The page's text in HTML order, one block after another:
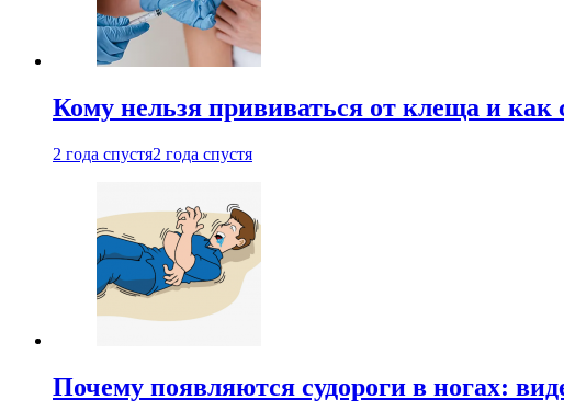
Кому нельзя прививаться от клеща и как
2 года спустя2 года спустя
Почему появляются судороги в ногах: